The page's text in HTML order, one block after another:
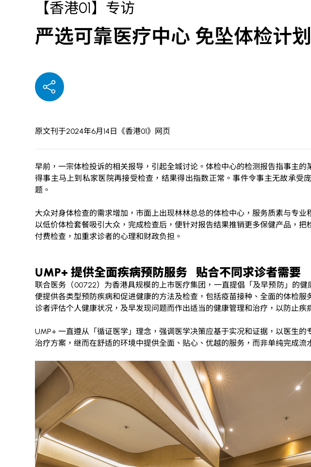
【香港01】专访
严选可靠医疗中心 免坠体检计
原文刊于2024年6月14日 《香港01》网页
早前，一宗体检投诉的相关报导，引起全城讨论。体检中心的检测报告指事主
得事主马上到私家医院再接受检查，结果得出指数正常。事件令事主无故承受
题。
大众对身体检查的需求增加，市面上出现林林总总的体检中心，服务质素与专
以低价体检套餐吸引大众，完成检查后，便针对报告结果推销更多保健产品，
付费检查，加重求诊者的心理和财政负担。
UMP+ 提供全面疾病预防服务 贴合不同求诊者需要
联合医务（00722）为香港具规模的上市医疗集团，一直提倡「及早预防」的健
便提供各类型预防疾病和促进健康的方法及检查，包括疫苗接种、全面的体检
诊者评估个人健康状况，及早发现问题而作出适当的健康管理和治疗，以防止疾
UMP+一直遵从「循证医学」理念，强调医学决策应基于实况和证据，以医生
治疗方案，继而在舒适的环境中提供全面、贴心、优越的服务，而非单纯完成流